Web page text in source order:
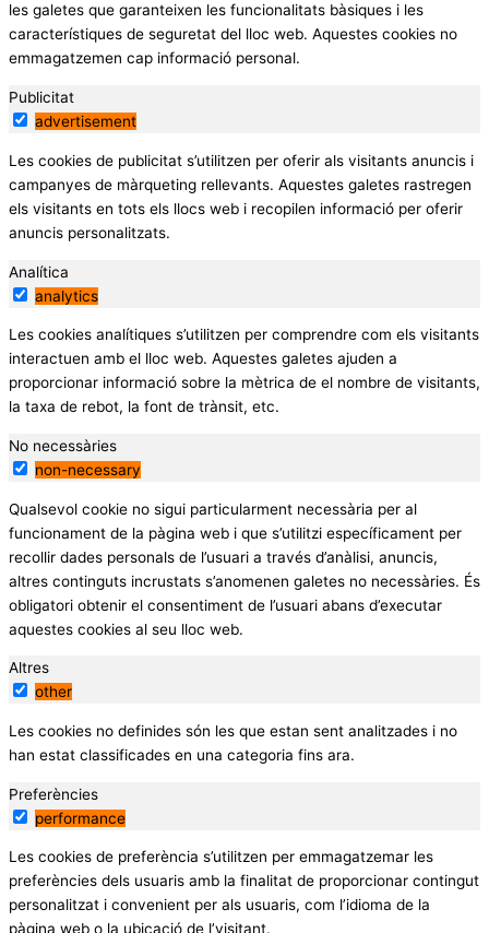
les galetes que garanteixen les funcionalitats bàsiques i les
característiques de seguretat del lloc web. Aquestes cookies no
emmagatzemen cap informació personal.
Publicitat
advertisement
Les cookies de publicitat s’utilitzen per oferir als visitants anuncis i
campanyes de màrqueting rellevants. Aquestes galetes rastregen
els visitants en tots els llocs web i recopilen informació per oferir
anuncis personalitzats.
Analítica
analytics
Les cookies analítiques s’utilitzen per comprendre com els visitants
interactuen amb el lloc web. Aquestes galetes ajuden a
proporcionar informació sobre la mètrica de el nombre de visitants,
la taxa de rebot, la font de trànsit, etc.
No necessàries
non-necessary
Qualsevol cookie no sigui particularment necessària per al
funcionament de la pàgina web i que s’utilitzi específicament per
recollir dades personals de l’usuari a través d’anàlisi, anuncis,
altres continguts incrustats s’anomenen galetes no necessàries. És
obligatori obtenir el consentiment de l’usuari abans d’executar
aquestes cookies al seu lloc web.
Altres
other
Les cookies no definides són les que estan sent analitzades i no
han estat classificades en una categoria fins ara.
Preferències
performance
Les cookies de preferència s’utilitzen per emmagatzemar les
preferències dels usuaris amb la finalitat de proporcionar contingut
personalitzat i convenient per als usuaris, com l’idioma de la
pàgina web o la ubicació de l’visitant.